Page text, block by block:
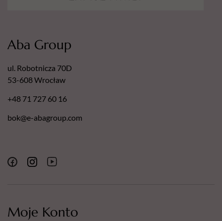
Moje Konto
Aba Group
ul. Robotnicza 70D
53-608 Wrocław
+48 71 727 60 16
bok@e-abagroup.com